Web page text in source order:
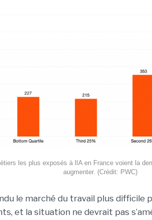
les plus exposés à lIA en France voient la
augmenter. (Crédit: PWC)
le marché du travail plus difficile
et la situation ne devrait pas